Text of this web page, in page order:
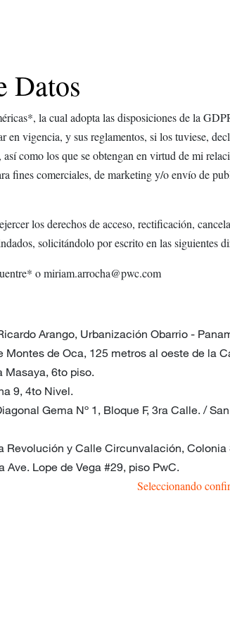
Datos
la cual adopta las disposiciones de la
en vigencia, y sus reglamentos, si los tuviese,
como los que se obtengan en virtud de mi
fines comerciales, de marketing y/o envío de
los derechos de acceso, rectificación,
solicitándolo por escrito en las siguientes
o miriam.arrocha@pwc.com
Arango, Urbanización Obarrio -
de Oca, 125 metros al oeste de la
Masaya, 6to piso.
9, 4to Nivel.
Gema Nº 1, Bloque F, 3ra Calle. /
Revolución y Calle Circunvalación, Colonia
Lope de Vega #29, piso PwC.
Seleccionando